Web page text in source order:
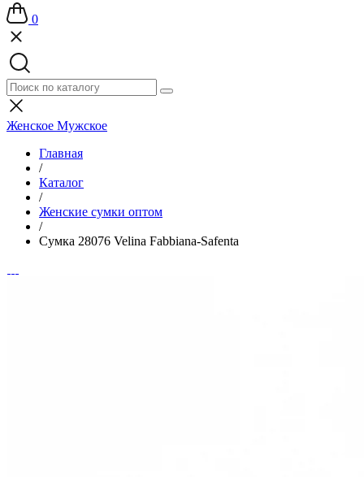
0
Женское Мужское
Главная
/
Каталог
/
Женские сумки оптом
/
Сумка 28076 Velina Fabbiana-Safenta